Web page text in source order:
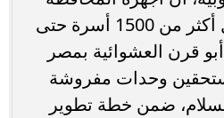
تمكنت من إخلاء ونقل أكثر من 1500 أسرة حتى
قرن العشوائية بمصر
وحدات مفروشة
ضمن خطة تطوير